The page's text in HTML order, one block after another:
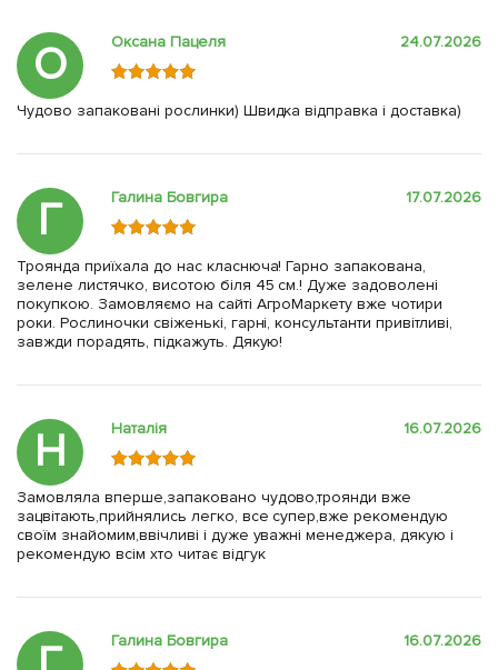
О Оксана Пацеля 24.07.2026
Чудово запаковані рослинки) Швидка відправка і доставка)
Г Галина Бовгира 17.07.2026
Троянда приїхала до нас класнюча! Гарно запакована,
зелене листячко, висотою біля 45 см.! Дуже задоволені
покупкою. Замовляємо на сайті АгроМаркету вже чотири
роки. Рослиночки свіженькі, гарні, консультанти привітливі,
завжди порадять, підкажуть. Дякую!
Н Наталія 16.07.2026
Замовляла вперше,запаковано чудово,троянди вже
зацвітають,прийнялись легко, все супер,вже рекомендую
своїм знайомим,ввічливі і дуже уважні менеджера, дякую і
рекомендую всім хто читає відгук
Галина Бовгира 16.07.2026